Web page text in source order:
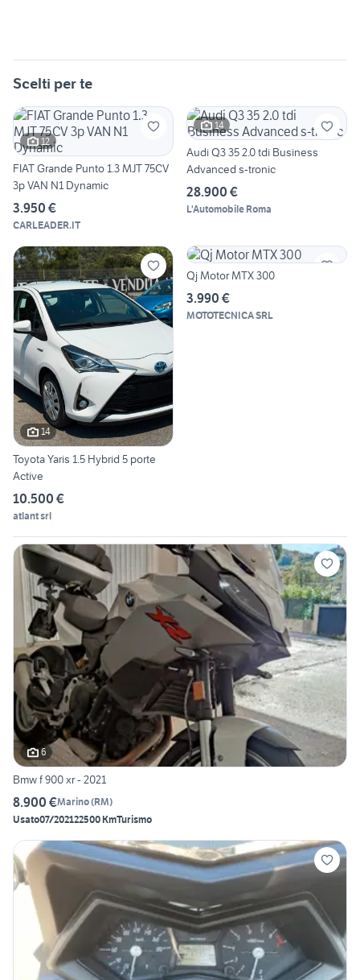
Scelti per te
12
FIAT Grande Punto 1.3 MJT 75CV
3p VAN N1 Dynamic
3.950 €
CARLEADER.IT
14
Audi Q3 35 2.0 tdi Business
Advanced s-tronic
28.900 €
L'Automobile Roma
14
Toyota Yaris 1.5 Hybrid 5 porte
Active
10.500 €
atlant srl
Qj Motor MTX 300
3.990 €
MOTOTECNICA SRL
6
Bmw f 900 xr - 2021
8.900 €Marino(RM)
Usato07/202122500 KmTurismo